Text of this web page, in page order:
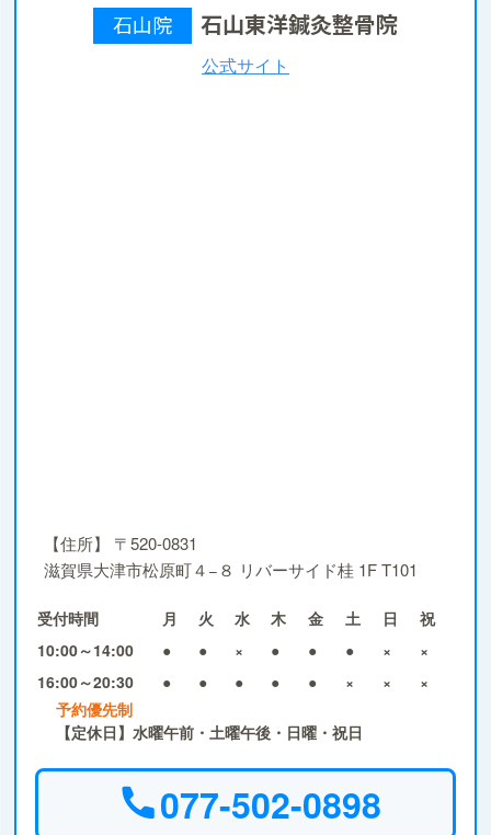
石山院 石山東洋鍼灸整骨院
公式サイト
【住所】
〒520-0831
滋賀県大津市松原町４−８ リバーサイド桂 1F T101
受付時間 月 火 水 木 金 土 日
祝
10:00～14:00
● ● × ● ● ● ×
×
16:00～20:30
● ● ● ● ● × ×
×
予約優先制
【定休日】水曜午前・土曜午後・日曜・祝日
077-502-0898